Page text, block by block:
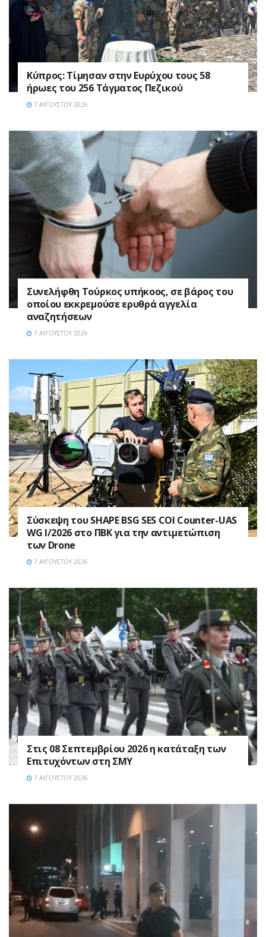
Κύπρος: Τίμησαν στην Ευρύχου τους 58
ήρωες του 256 Τάγματος Πεζικού
7 ΑΥΓΟΎΣΤΟΥ 2026
Συνελήφθη Τούρκος υπήκοος, σε βάρος του
οποίου εκκρεμούσε ερυθρά αγγελία
αναζητήσεων
7 ΑΥΓΟΎΣΤΟΥ 2026
Σύσκεψη του SHAPE BSG SES COI Counter-UAS
WG I/2026 στο ΠΒΚ για την αντιμετώπιση
των Drone
7 ΑΥΓΟΎΣΤΟΥ 2026
Στις 08 Σεπτεμβρίου 2026 η κατάταξη των
Επιτυχόντων στη ΣΜΥ
7 ΑΥΓΟΎΣΤΟΥ 2026